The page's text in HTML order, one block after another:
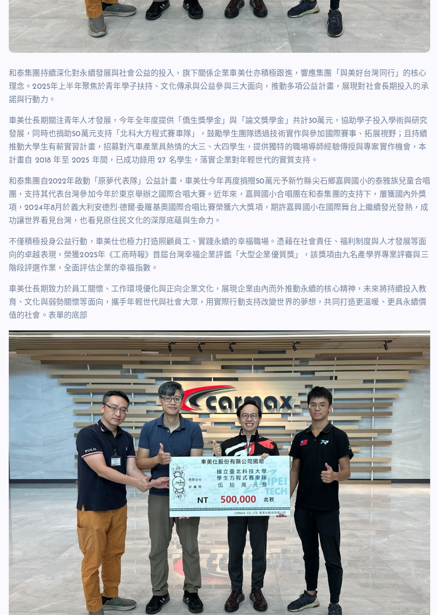
和泰集團持續深化對永續發展與社會公益的投入，旗下關係企業車美仕亦積極跟進，響應集團「與美好台灣同行」的核心
理念。2025年上半年聚焦於青年學子扶持、文化傳承與公益參與三大面向，推動多項公益計畫，展現對社會長期投入的承
諾與行動力。
車美仕長期關注青年人才發展，今年全年度提供「僑生獎學金」與「論文獎學金」共計30萬元，協助學子投入學術與研究
發展，同時也捐助50萬元支持「北科大方程式賽車隊」，鼓勵學生團隊透過技術實作與參加國際賽事、拓展視野；且持續
推動大學生有薪實習計畫，招募對汽車產業具熱情的大三、大四學生，提供獨特的職場導師經驗傳授與專案實作機會，本
計畫自 2018 年至 2025 年間，已成功錄用 27 名學生，落實企業對年輕世代的實質支持。
和泰集團自2022年啟動「原夢代表隊」公益計畫，車美仕今年再度捐贈50萬元予新竹縣尖石鄉嘉興國小的泰雅族兒童合唱
團，支持其代表台灣參加今年於東京舉辦之國際合唱大賽。近年來，嘉興國小合唱團在和泰集團的支持下，屢獲國內外獎
項，2024年8月於義大利安德烈·德爾·委羅基奧國際合唱比賽榮獲六大獎項，期許嘉興國小在國際舞台上繼續發光發熱，成
功讓世界看見台灣，也看見原住民文化的深厚底蘊與生命力。
不僅積極投身公益行動，車美仕也極力打造照顧員工、實踐永續的幸福職場。憑藉在社會責任、福利制度與人才發展等面
向的卓越表現，榮獲2025年《工商時報》首屆台灣幸福企業評鑑「大型企業優質獎」，該獎項由九名產學界專業評審與三
階段評選作業，全面評估企業的幸福指數。
車美仕長期致力於員工關懷、工作環境優化與正向企業文化，展現企業由內而外推動永續的核心精神，未來將持續投入教
育、文化與弱勢關懷等面向，攜手年輕世代與社會大眾，用實際行動支持改變世界的夢想，共同打造更溫暖、更具永續價
值的社會。表單的底部